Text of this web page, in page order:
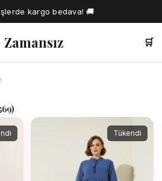
kargo bedava! 🚚
Zamansız 🛒
)
Tükendi